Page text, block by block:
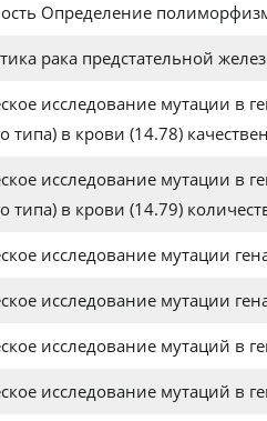
Определение
рака предстательной
исследование мутации в
типа) в крови (14.78)
исследование мутации в
типа) в крови (14.79)
исследование мутации
исследование мутации
исследование мутаций в
исследование мутаций в